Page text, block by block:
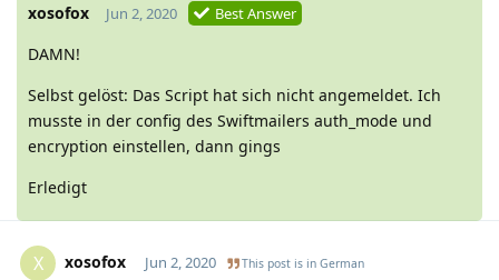
xosofox Jun 2, 2020 Best Answer
DAMN!
Selbst gelöst: Das Script hat sich nicht angemeldet. Ich
musste in der config des Swiftmailers auth_mode und
encryption einstellen, dann gings
Erledigt
X xosofox Jun 2, 2020 This post is in German